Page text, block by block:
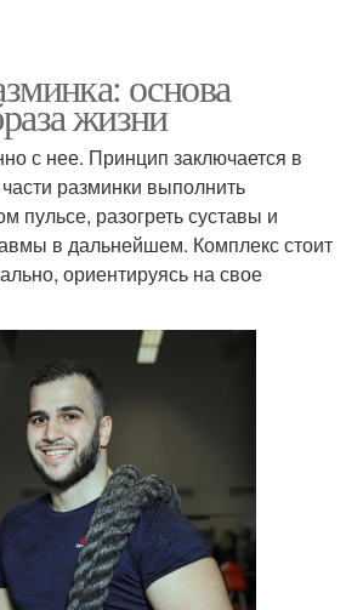
основа
жизни
с нее. Принцип заключается в
разминки выполнить
пульсе, разогреть суставы и
в дальнейшем. Комплекс стоит
ориентируясь на свое